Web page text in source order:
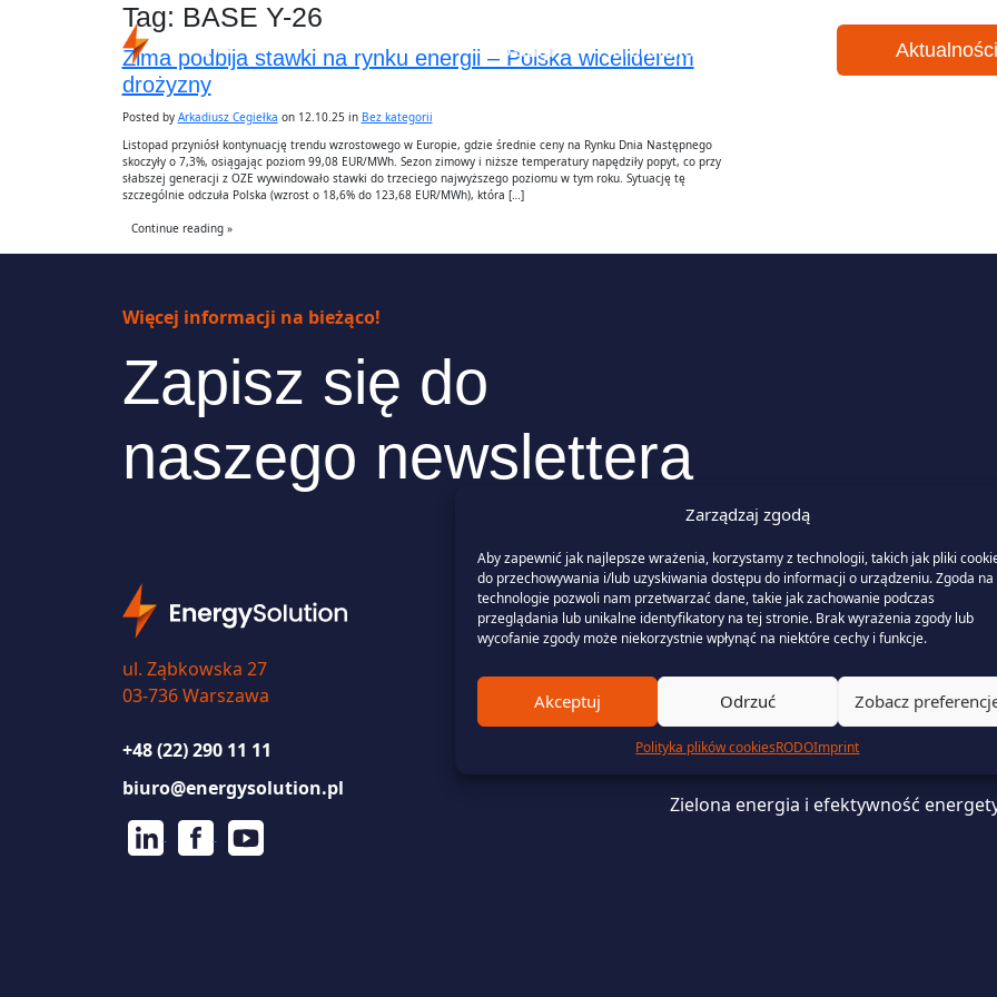
Zarządzaj zgodą
Aby zapewnić jak najlepsze wrażenia, korzystamy z technologii, takich jak pliki
do przechowywania i/lub uzyskiwania dostępu do informacji o urządzeniu. Zgoda na
technologie pozwoli nam przetwarzać dane, takie jak zachowanie podczas
przeglądania lub unikalne identyfikatory na tej stronie. Brak wyrażenia zgody lub
wycofanie zgody może niekorzystnie wpłynąć na niektóre cechy i funkcje.
Akceptuj Odrzuć Zobacz
Polityka plików cookiesRODOImprint
Usługi Referencje Aktualności
Tag: BASE Y-26
Zima podbija stawki na rynku energii – Polska wiceliderem
drożyzny
Posted by Arkadiusz Cegiełka on 12.10.25 in Bez kategorii
Listopad przyniósł kontynuację trendu wzrostowego w Europie, gdzie średnie ceny na Rynku Dnia Następnego
skoczyły o 7,3%, osiągając poziom 99,08 EUR/MWh. Sezon zimowy i niższe temperatury napędziły popyt, co przy
słabszej generacji z OZE wywindowało stawki do trzeciego najwyższego poziomu w tym roku. Sytuację tę
szczególnie odczuła Polska (wzrost o 18,6% do 123,68 EUR/MWh), która […]
Continue reading »
Więcej informacji na bieżąco!
Zapisz się do
naszego newslettera
ul. Ząbkowska 27
03-736 Warszawa
+48 (22) 290 11 11
biuro@energysolution.pl
Usługi
Zarządzanie danymi rozliczeniowymi
Wsparcie prawne i finansowanie
Zielona energia i efektywność